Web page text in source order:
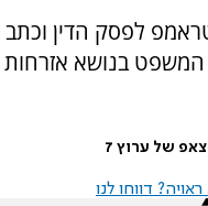
לפסק הדין וכתב
בנושא אזרחות
של ערוץ 7
דווחו לנו